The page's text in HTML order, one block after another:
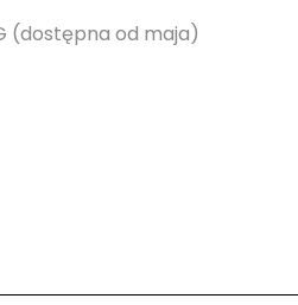
(dostępna od maja)